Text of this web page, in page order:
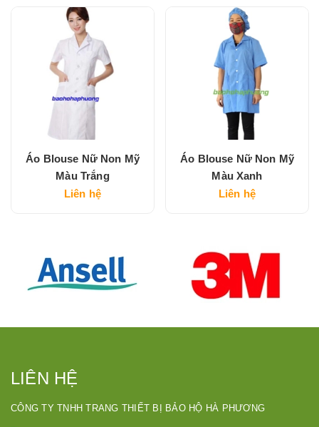
Áo Blouse Nữ Non Mỹ
Màu Trắng
Liên hệ
Áo Blouse Nữ Non Mỹ
Màu Xanh
Liên hệ
LIÊN HỆ
CÔNG TY TNHH TRANG THIẾT BỊ BẢO HỘ HÀ PHƯƠNG